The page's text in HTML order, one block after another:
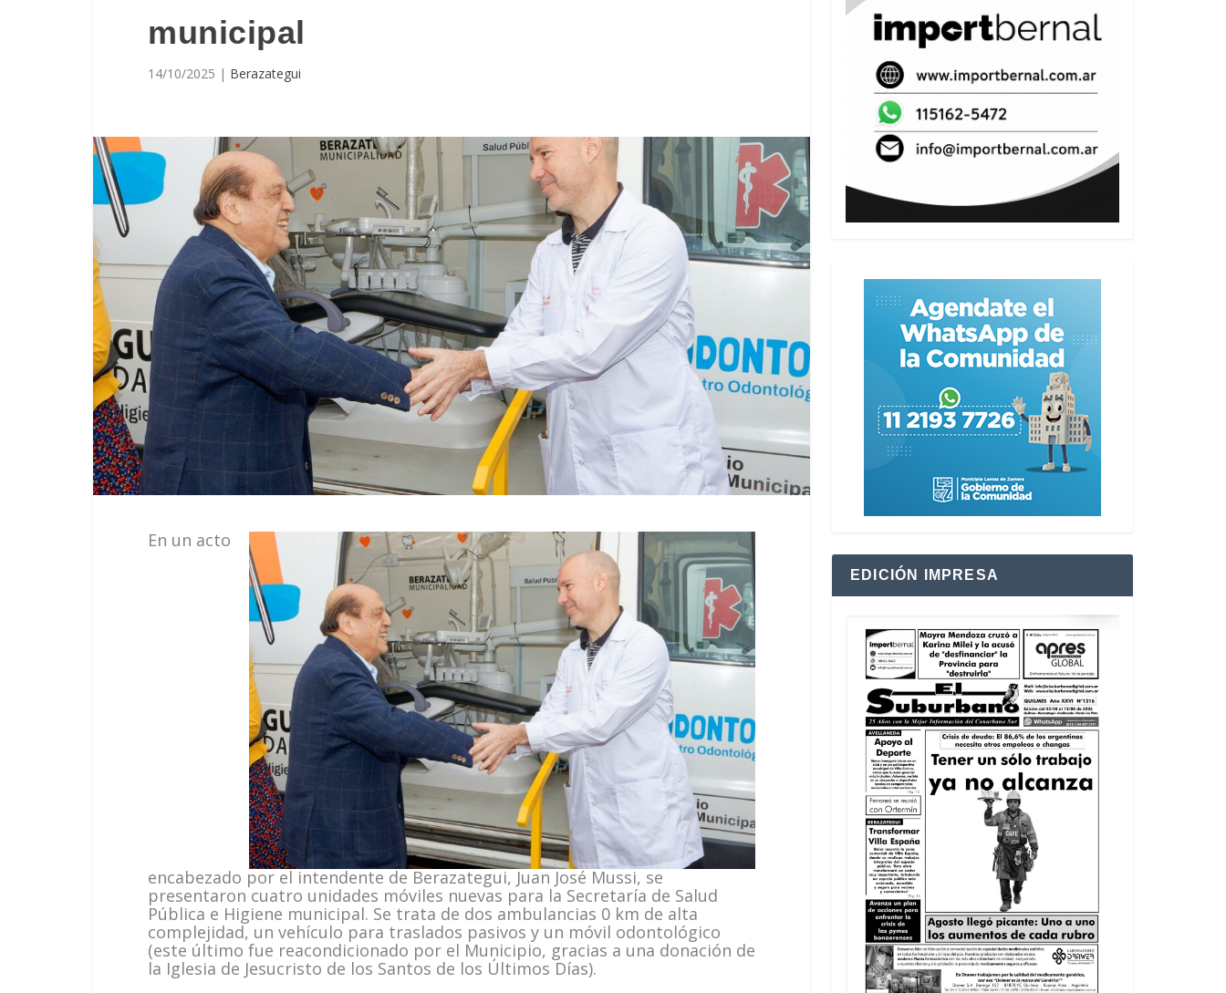
municipal
14/10/2025 | Berazategui
En un acto
encabezado por el intendente de Berazategui, Juan José Mussi, se
presentaron cuatro unidades móviles nuevas para la Secretaría de Salud
Pública e Higiene municipal. Se trata de dos ambulancias 0 km de alta
complejidad, un vehículo para traslados pasivos y un móvil odontológico
(este último fue reacondicionado por el Municipio, gracias a una donación de
la Iglesia de Jesucristo de los Santos de los Últimos Días).
EDICIÓN IMPRESA